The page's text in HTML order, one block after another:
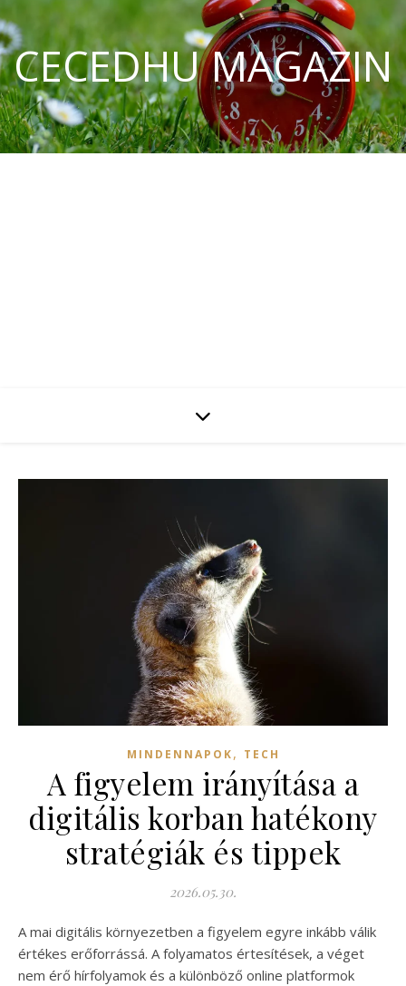
CECEDHU MAGAZIN
MINDENNAPOK, TECH
A figyelem irányítása a
digitális korban hatékony
stratégiák és tippek
2026.05.30.
A mai digitális környezetben a figyelem egyre inkább válik
értékes erőforrássá. A folyamatos értesítések, a véget
nem érő hírfolyamok és a különböző online platformok